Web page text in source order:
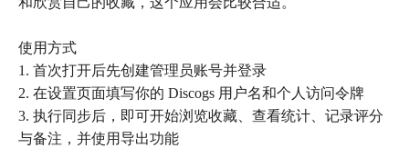
使用方式
1. 首次打开后先创建管理员账号并登录
2. 在设置页面填写你的 Discogs 用户名和个人访问令牌
3. 执行同步后，即可开始浏览收藏、查看统计、记录评分
与备注，并使用导出功能